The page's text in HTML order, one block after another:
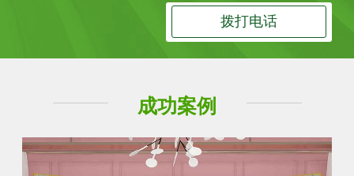
拨打电话
成功案例